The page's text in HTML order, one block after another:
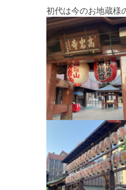
初代は今のお地蔵様